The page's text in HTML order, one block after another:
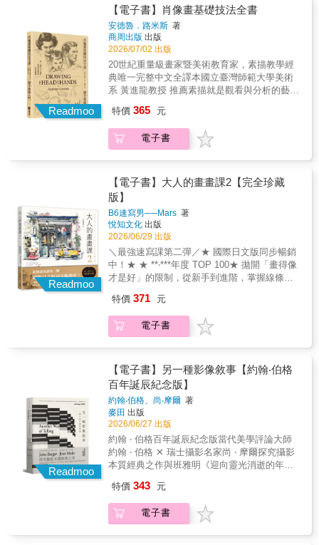
位語氣正式的老師；三十九歲的伊夫則呈現出
年輕而富哲思的藝術家形象。這些書信構成約
翰・伯格少數未經整理、未被理論化的書寫。
它 們保留了思考生成的過程，也呈現一種持續
回應世界的姿態。這本書是獻給父子之間、兩
位藝術家之間的致敬之作，既是閒談藝術的
書，也是關於關係、時間與存在 的書。／「我
們為什麼偏偏要等到某個時刻──而不是更早──
才能夠欣賞一個人的作品？真是個神祕又迷人
間，才能看清眼前的事物；需要時間，讓眼睛
從那張畫布上曾經見過、曾經尋找過的一切當
中獲得解放。也許我需要另一雙眼睛，幫我確
的，伊夫」 真摯推薦（依姓氏筆畫順序）鴻鴻
／詩人【專文推薦】 江灝／人文社科譯者、編
輯吳俞萱／詩人林志明／國立台北教育大學藝
設系教授徐明瀚／電影與藝術評論人郭力昕／
影像文化評論者陳佳琦／攝影及影像史研究者
謝佩霓／藝評家、策展人 「父子乒乓正手、
反拍，一如伯格與讀者的長年智性聯誼賽，又
能『輪到我們了』。Fortunate man.」──江灝
下，不是知識的陳列，而是理解存在如何佔據
空間。親密而可怕的洞見，觸及生命的太過龐
大。」──吳俞萱／詩人 「迷人的通信。伯格父
子用畫對話，讓我們看見這位視覺文化的說書
一貫地實踐著本真的「藝術觀賞之道。」──陳
佳琦／攝影及影像史研究者／「《輪到你了》
是一帖安靜的解藥，足以對抗絕望……即便只
是其中一頁，也能帶來傾聽與凝視的理性，以
及一種不急於給答案、而是提出提問的慈悲。
父與子之間的愛，本身就是一種庇護。」
──《衛報》「伊夫・伯格邀請讀者進入一個父
與子的親密世界……充滿異想天開、玩樂與沉
思──這是對兩位作者對藝術和彼此之愛的見
證。」──《柯克斯評論》「這 種來回對話流露
出親子之間的深厚情感，兩人一同思索那些無
法解答的問題，例如約翰所提出的觀點：繪畫
是『對不可見之物的回收』。……約翰．伯格
歷程。
話下去。約翰・伯格讓我重新思考身為父親、
以及身為老師，和年輕人交流的意義──我們一
起追尋，而彼此便是答案。」──鴻鴻／詩
人 「父與子之間的愛，本身就是一種庇護。」
──《衛報》 「伊夫・伯格邀請讀者走入一個父
與子之間的親密世界……奇想、玩味、沉思交
織，是作者對藝術與彼此之愛的見證。」
──《柯克斯書評》／ 這本引人入勝且極為
親密的書信集，收錄了著名藝術評論家約翰・
2016年間的書信往來。來自當時住在巴黎 郊區
的約翰，寄給身在法國上薩瓦的伊夫，信件裡
頭是一些曾深深打動他的藝術作品複製版本。
著乒乓球，一來一往、 輕鬆隨意。當把球傳給
對方時，他們會說：「輪到你了」。 信件
中，兩人對彼此欣賞的畫作展開了深刻的對
話，從歷史與宗教圖像、素描，也包含伯格父
子的創作，聊起哥雅、華鐸、杜勒、卡拉瓦
喬、馬內等藝術家，動人 地呈現他們對藝術、
記憶、生命、死亡，以及更深遠事物的思索。
約翰・伯格談論色彩、光線與空間，試圖逼近
與哲學 化的感受，提出關於存在、感知與語言
界線的問題。在這些書信裡，閱讀成為一種視
覺與思想交織的經驗。藝術在此不再只是被分
析的對象，而是一種媒介──讓兩 人得以接近彼
位語氣正式的老師；三十九歲的伊夫則呈現出
年輕而富哲思的藝術家形象。這些書信構成約
翰・伯格少數未經整理、未被理論化的書寫。
它 們保留了思考生成的過程，也呈現一種持續
回應世界的姿態。這本書是獻給父子之間、兩
位藝術家之間的致敬之作，既是閒談藝術的
書，也是關於關係、時間與存在 的書。／「我
們為什麼偏偏要等到某個時刻──而不是更早──
才能夠欣賞一個人的作品？真是個神祕又迷人
的問題呢，你說是不是？」 「也許我需要時
間，才能看清眼前的事物；需要時間，讓眼睛
從那張畫布上曾經見過、曾經尋找過的一切當
中獲得解放。也許我需要另一雙眼睛，幫我確
認畫布真實的樣貌。就像你的眼睛那樣。愛你
Readmoo
【電子書】肖像畫基礎技法全書
安德魯．路米斯 著
商周出版 出版
2026/07/02 出版
20世紀重量級畫家暨美術教育家，素描教學經
典唯一完整中文全譯本國立臺灣師範大學美術
系 黃進龍教授 推薦素描就是觀看與分析的藝術
例、透視、明暗、調子及陰影。藉由這樣的分
析，將所有個人特質帶入畫中。做對了這件
事，畫像的靈魂與性格就能夠栩栩展現。---------
怪的？嘴巴像奸笑而不是微笑？不斷修改額頭
線條，卻沒發現是下巴比例不對？覺得眼睛過
小，殊不知是兩頰寬度有問題？肖像素描的第
一步，是建構出正確的頭型。本書分「男人的
頭部」、「女人的頭部」、「嬰幼兒的頭
部」、「男孩與女孩的頭部」、「手部」五大
部分。作者安德魯‧路米斯以球型結合平面的畫
法，解說頭部結構、比例、線條、調子、透視
等知識，其概念與技巧廣為學校和專業藝術家
所採用。本書特色︰——結合球型與平面的基
頭骨構成與五官定位——抓出頭部的基準線，
依比例構圖——變化不同比例間距，創造不同
臉型——瞭解臉部肌肉結構，變化不同表情
路米斯的作品對我的人生和藝術具有潛移默化
的影響。我母親也是一名畫家，她經歷了路米
斯的全盛時期，是她將他的作品帶到我面前。
路米斯對人體的素描教學是我的繪畫入門導
師，深深啟發我，讓我的創作看起來更真實。
我所有的繪畫技巧和我所畫的超級英雄們，都
要歸功於路米斯。路米斯簡單的素描指引，對
於了解繪畫生活是很好的基礎，可以引領一個
家Alex Ross★對於肖像素描無與倫比的學習資
抱負的藝術家，都會視本書為繪畫指引的聖
經。——《中西部書評》Midwest Book
Review★本書的內容與價值出類拔萃，書中的
特價 365 元
電子書
Readmoo
【電子書】大人的畫畫課2【完全珍藏
版】
B6速寫男──Mars 著
悅知文化 出版
2026/06/29 出版
＼最強速寫課第二彈／★ 國際日文版同步暢銷
中！★ ★ **‧***年度 TOP 100★ 拋開「畫得像
才是好」的限制，從新手到進階，掌握線條與
練習與分析，未公開的獨家思考，一次解答速
寫常見難題。 Sketch1 替畫面分群，化繁為
簡！提升觀察力，分好區塊，前、中、後景，
習畫作挑戰！從30秒、60秒到120秒，抓出特
徵、大膽描繪，畫不正確也沒關係，連續性線
條能讓作品更增添趣味。Sketch3 活用留白，
減少調色時間！確定光源後，先畫深色暗面，
再依色系堆疊上色，巧妙小面積的藏色，能吸
引視覺停留，讓畫作充滿魅力。Sketch4 七大
主題示範 ╳ 精選作品解析嘗試不同主題的練
習，小物、小景、街景等，以觀者視覺動線出
發，到取景意圖、結構比重與色彩安排等，說
明影響畫面耐看度的關鍵。【本書特色】
解構作品重點與特色。 ◆嘗試以不同尺寸
畫本、各種色紙速寫，讓作品更具有獨特的個
性。 ◆各種速寫小練習，教你輕鬆學會觀
特價 371 元
電子書
Readmoo
【電子書】另一種影像敘事【約翰‧伯格
百年誕辰紀念版】
約翰‧伯格、尚‧摩爾 著
麥田 出版
2026/06/27 出版
約翰 ‧ 伯格百年誕辰紀念版當代美學評論大師
約翰 ‧ 伯格 ✕ 瑞士攝影名家尚 ‧ 摩爾探究攝影
本質經典之作與班雅明《迎向靈光消逝的年
當代影像思考鉅著▌攝影家張照堂──鄭重推薦
取理論為架構、擷影像為觸媒，延續華特 ‧ 班
雅明、羅蘭 ‧ 巴特、蘇珊 ‧ 桑塔格的影像思考傳
特價 343 元
電子書